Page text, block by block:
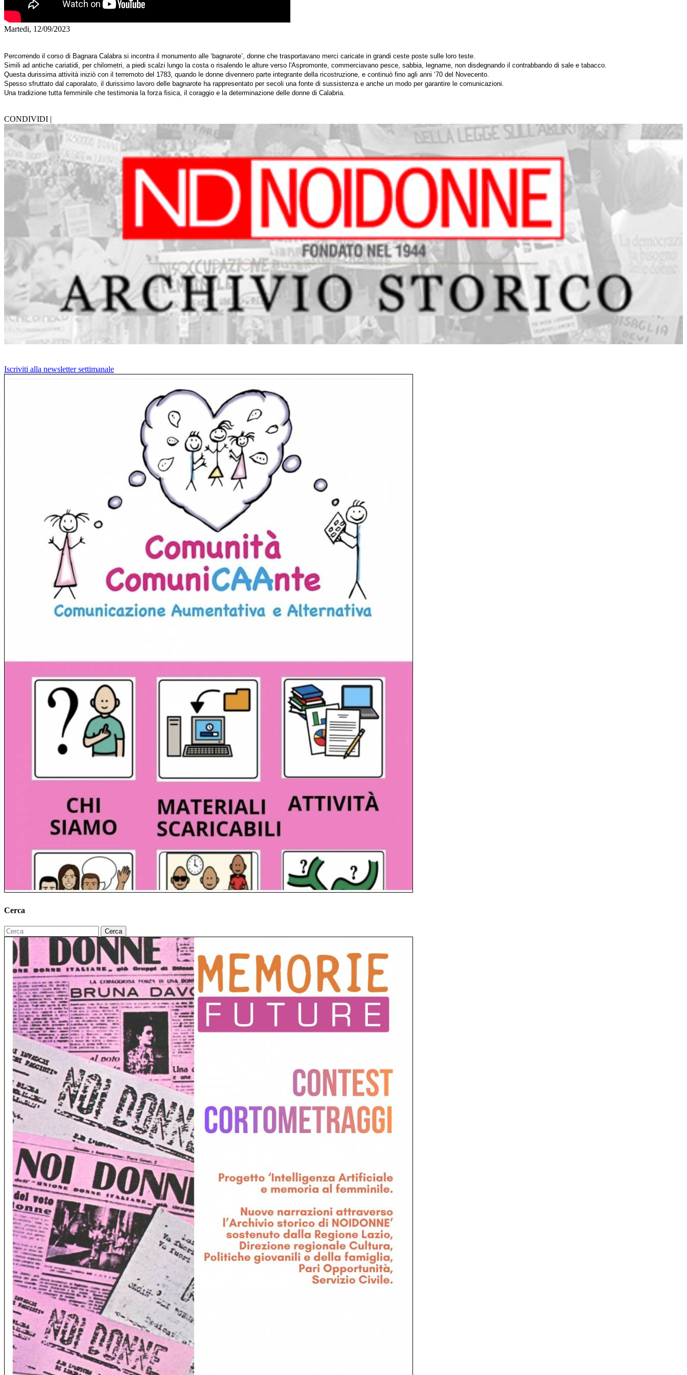
Martedi, 12/09/2023
Percorrendo il corso di Bagnara Calabra si incontra il monumento alle ‘bagnarote’, donne che trasportavano merci caricate in grandi ceste poste sulle loro teste.
Simili ad antiche cariatidi, per chilometri, a piedi scalzi lungo la costa o risalendo le alture verso l'Aspromonte, commerciavano pesce, sabbia, legname, non disdegnando il contrabbando di sale e tabacco.
Questa durissima attività iniziò con il terremoto del 1783, quando le donne divennero parte integrante della ricostruzione, e continuò fino agli anni ‘70 del Novecento.
Spesso sfruttato dal caporalato, il durissimo lavoro delle bagnarote ha rappresentato per secoli una fonte di sussistenza e anche un modo per garantire le comunicazioni.
Una tradizione tutta femminile che testimonia la forza fisica, il coraggio e la determinazione delle donne di Calabria.
CONDIVIDI |
Iscriviti alla newsletter settimanale
Cerca